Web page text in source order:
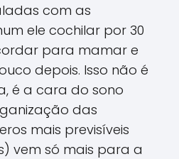
com as
ele cochilar por 30
para mamar e
depois. Isso não é
é a cara do sono
das
mais previsíveis
vem só mais para a